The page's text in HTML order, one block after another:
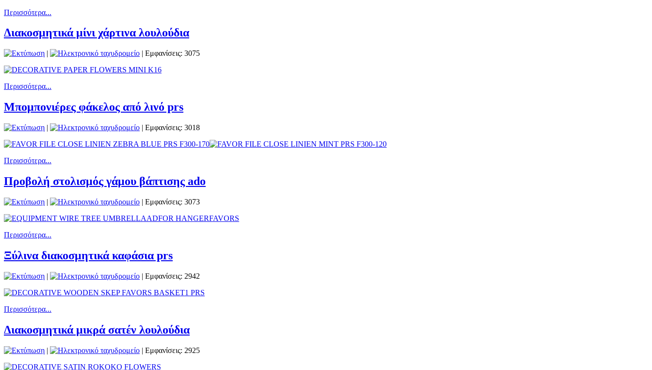
Περισσότερα...
Διακοσμητικά μίνι χάρτινα λουλούδια
| | Εμφανίσεις: 3075
Περισσότερα...
Μπομπονιέρες φάκελος από λινό prs
| | Εμφανίσεις: 3018
Περισσότερα...
Προβολή στολισμός γάμου βάπτισης ado
| | Εμφανίσεις: 3073
Περισσότερα...
Ξύλινα διακοσμητικά καφάσια prs
| | Εμφανίσεις: 2942
Περισσότερα...
Διακοσμητικά μικρά σατέν λουλούδια
| | Εμφανίσεις: 2925